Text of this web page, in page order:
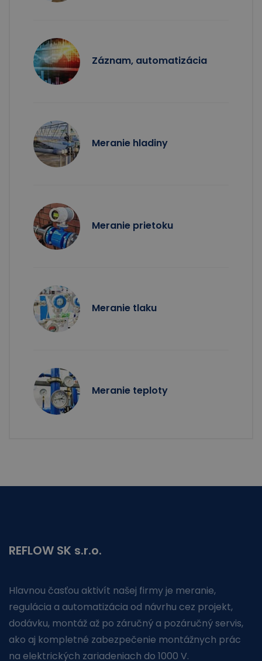
Záznam, automatizácia
Meranie hladiny
Meranie prietoku
Meranie tlaku
Meranie teploty
REFLOW SK s.r.o.
Hlavnou časťou aktivít našej firmy je meranie,
regulácia a automatizácia od návrhu cez projekt,
dodávku, montáž až po záručný a pozáručný servis,
ako aj kompletné zabezpečenie montážnych prác
na elektrických zariadeniach do 1000 V.